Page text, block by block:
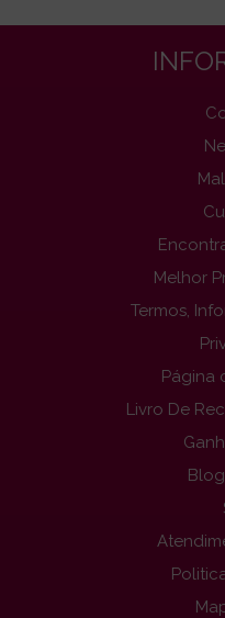
Melhor
Termos,
Página
Livro De